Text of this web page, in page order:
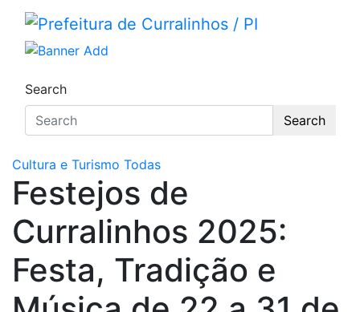
Skip
contentPrefeitura de Curralinhos /
Portal Institucional da Prefeitura de
Search
Search
Cultura e Turismo Todas
Festejos de
Curralinhos 2025:
Festa, Tradição e